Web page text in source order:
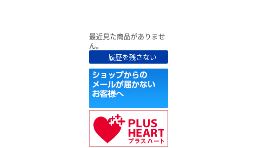
最近見た商品がありませ
ん。
履歴を残さない